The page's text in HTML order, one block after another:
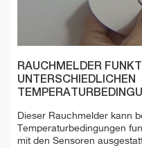
RAUCHMELDER
UNTERSCHIEDLICHEN
Dieser Rauchmelder kann
Temperaturbedingungen
mit den Sensoren